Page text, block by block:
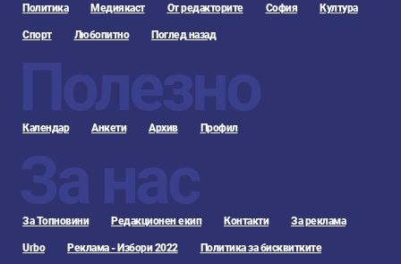
Политика Медиякаст От редакторите София Култура
Спорт Любопитно Поглед назад
Полезно
Календар Анкети Архив Профил
За нас
За Топновини Редакционен екип Контакти За реклама
Urbo Реклама - Избори 2022 Политика за бисквитките